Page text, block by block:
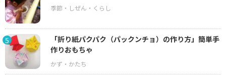
5
「折り紙パクパク（パックンチョ）の作り方」簡単手
作りおもちゃ